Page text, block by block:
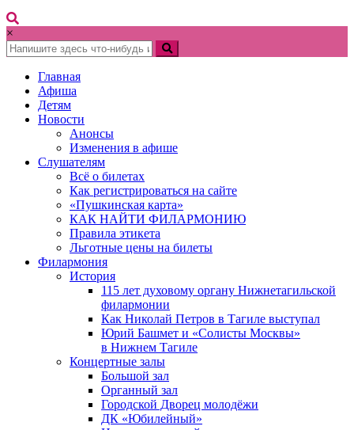
×
Главная
Афиша
Детям
Новости
Анонсы
Изменения в афише
Слушателям
Всё о билетах
Как регистрироваться на сайте
«Пушкинская карта»
КАК НАЙТИ ФИЛАРМОНИЮ
Правила этикета
Льготные цены на билеты
Филармония
История
115 лет духовому органу Нижнетагильской
филармонии
Как Николай Петров в Тагиле выступал
Юрий Башмет и «Солисты Москвы»
в Нижнем Тагиле
Концертные залы
Большой зал
Органный зал
Городской Дворец молодёжи
ДК «Юбилейный»